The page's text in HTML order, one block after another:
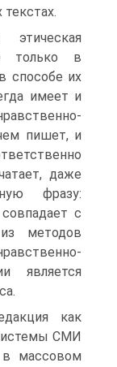
только в
способе их
имеет и
пишет, и
даже
фразу:
с
методов
является
как
СМИ
в массовом